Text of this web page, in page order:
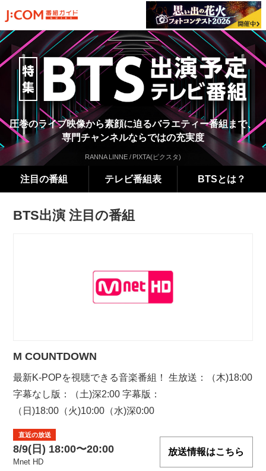
圧巻のライブ映像から素顔に迫るバラエティー番組まで、
専門チャンネルならではの充実度
注目の番組 テレビ番組表 BTSとは？
BTS出演 注目の番組
M COUNTDOWN
最新K-POPを視聴できる音楽番組！ 生放送：（木)18:00
字幕なし版：（土)深2:00 字幕版：
（日)18:00（火)10:00（水)深0:00
直近の放送
8/9(日) 18:00〜20:00
Mnet HD
放送情報はこちら